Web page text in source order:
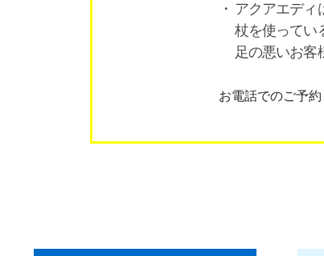
アクアエディ
杖を使ってい
足の悪いお客
お電話でのご予